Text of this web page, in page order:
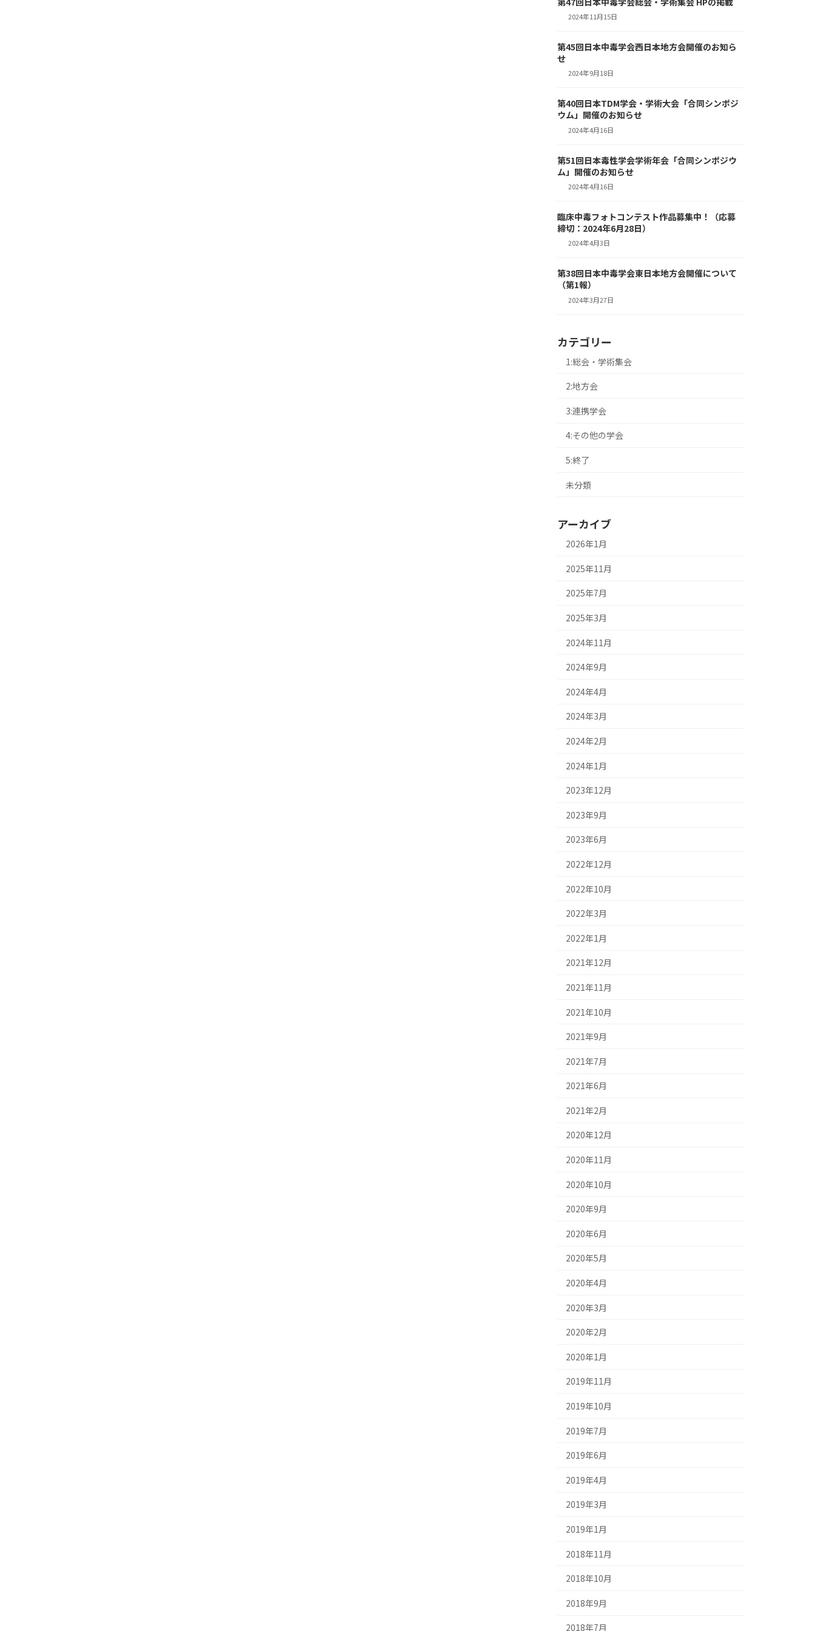
2024年11月15日
第45回日本中毒学会西日本地方会開催のお知ら
せ
2024年9月18日
第40回日本TDM学会・学術大会「合同シンポジ
ウム」開催のお知らせ
2024年4月16日
第51回日本毒性学会学術年会「合同シンポジウ
ム」開催のお知らせ
2024年4月16日
臨床中毒フォトコンテスト作品募集中！（応募
締切：2024年6月28日）
2024年4月3日
第38回日本中毒学会東日本地方会開催について
（第1報）
2024年3月27日
カテゴリー
1:総会・学術集会
2:地方会
3:連携学会
4:その他の学会
5:終了
未分類
アーカイブ
2026年1月
2025年11月
2025年7月
2025年3月
2024年11月
2024年9月
2024年4月
2024年3月
2024年2月
2024年1月
2023年12月
2023年9月
2023年6月
2022年12月
2022年10月
2022年3月
2022年1月
2021年12月
2021年11月
2021年10月
2021年9月
2021年7月
2021年6月
2021年2月
2020年12月
2020年11月
2020年10月
2020年9月
2020年6月
2020年5月
2020年4月
2020年3月
2020年2月
2020年1月
2019年11月
2019年10月
2019年7月
2019年6月
2019年4月
2019年3月
2019年1月
2018年11月
2018年10月
2018年9月
2018年7月